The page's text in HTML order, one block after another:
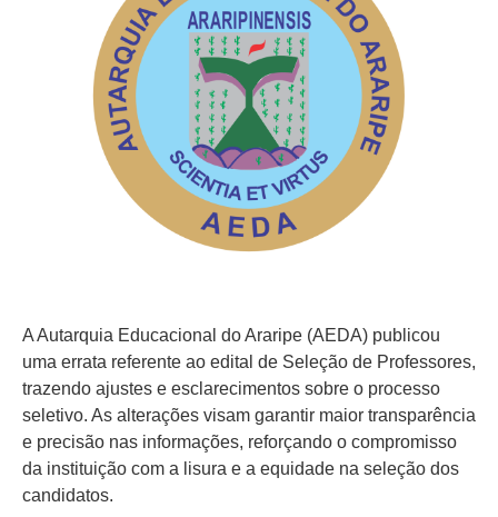
A Autarquia Educacional do Araripe (AEDA) publicou
uma errata referente ao edital de Seleção de Professores,
trazendo ajustes e esclarecimentos sobre o processo
seletivo. As alterações visam garantir maior transparência
e precisão nas informações, reforçando o compromisso
da instituição com a lisura e a equidade na seleção dos
candidatos.